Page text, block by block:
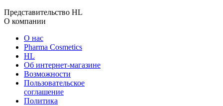
Представительство HL
О компании
О нас
Pharma Cosmetics
HL
Об интернет-магазине
Возможности
Пользовательское
соглашение
Политика